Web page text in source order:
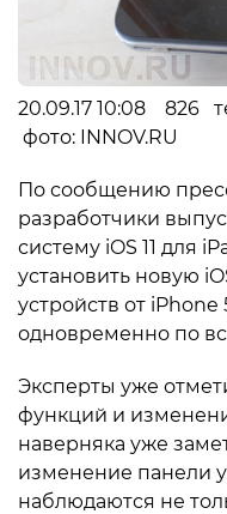
20.09.17 10:08 826
фото: INNOV.RU
По сообщению
разработчики
систему iOS 11 для
установить новую
устройств от iPhone
одновременно по
Эксперты уже
функций и
наверняка уже
изменение панели
наблюдаются не